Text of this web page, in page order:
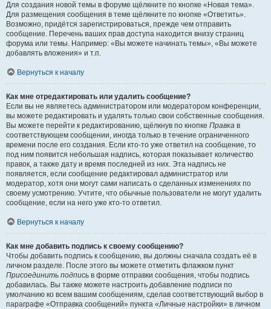
Для создания новой темы в форуме щёлкните по кнопке «Новая тема».
Для размещения сообщения в теме щёлкните по кнопке «Ответить».
Возможно, придётся зарегистрироваться, прежде чем отправить
сообщение. Перечень ваших прав доступа находится внизу страниц
форума или темы. Например: «Вы можете начинать темы», «Вы можете
добавлять вложения» и т.п.
Вернуться к началу
Как мне отредактировать или удалить сообщение?
Если вы не являетесь администратором или модератором конференции,
вы можете редактировать и удалять только свои собственные сообщения.
Вы можете перейти к редактированию, щёлкнув по кнопке Правка в
соответствующем сообщении, иногда только в течение ограниченного
времени после его создания. Если кто-то уже ответил на сообщение, то
под ним появится небольшая надпись, которая показывает количество
правок, а также дату и время последней из них. Эта надпись не
появляется, если сообщение редактировал администратор или
модератор, хотя они могут сами написать о сделанных изменениях по
своему усмотрению. Учтите, что обычные пользователи не могут удалить
сообщение, если на него уже кто-то ответил.
Вернуться к началу
Как мне добавить подпись к своему сообщению?
Чтобы добавить подпись к сообщению, вы должны сначала создать её в
личном разделе. После этого вы можете отметить флажком пункт
Присоединить подпись в форме отправки сообщения, чтобы подпись
добавилась. Вы также можете настроить добавление подписи по
умолчанию ко всем вашим сообщениям, сделав соответствующий выбор в
параграфе «Отправка сообщений» пункта «Личные настройки» в личном